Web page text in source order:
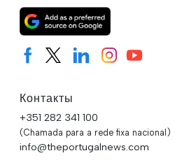
Контакты
+351 282 341 100
(Chamada para a rede fixa nacional)
info@theportugalnews.com